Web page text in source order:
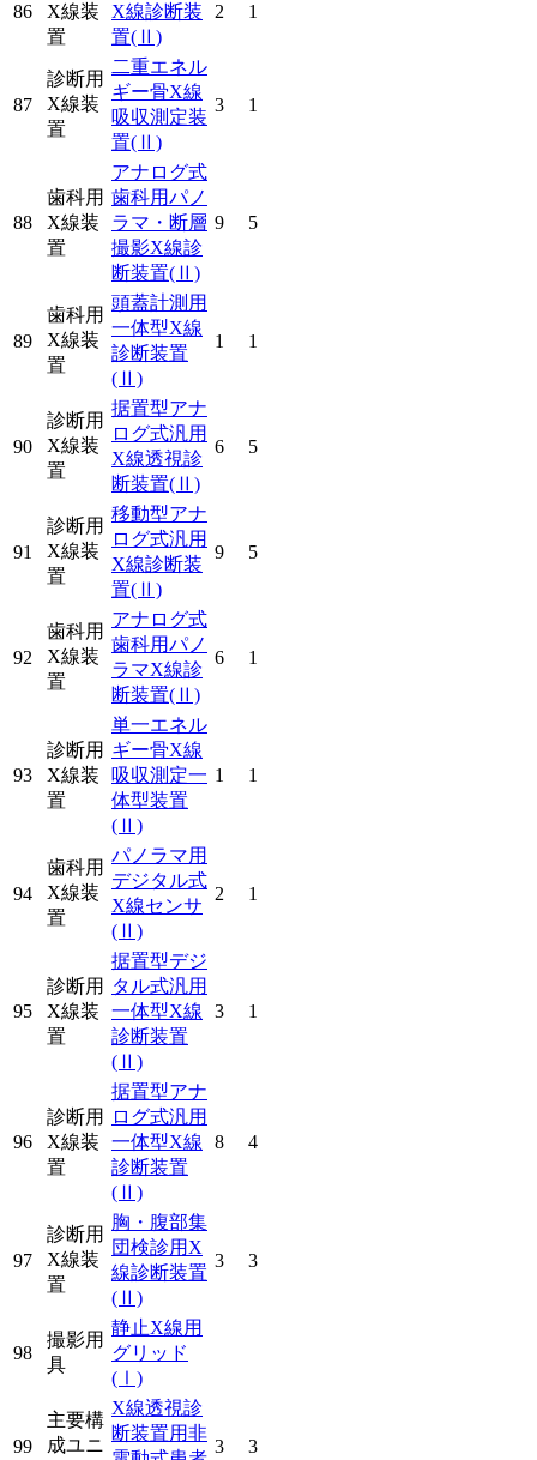
86
X線装
置
X線診断装
置(Ⅱ)
2 1
87
診断用
X線装
置
二重エネル
ギー骨X線
吸収測定装
置(Ⅱ)
3 1
88
歯科用
X線装
置
アナログ式
歯科用パノ
ラマ・断層
撮影X線診
断装置(Ⅱ)
9 5
89
歯科用
X線装
置
頭蓋計測用
一体型X線
診断装置
(Ⅱ)
1 1
90
診断用
X線装
置
据置型アナ
ログ式汎用
X線透視診
断装置(Ⅱ)
6 5
91
診断用
X線装
置
移動型アナ
ログ式汎用
X線診断装
置(Ⅱ)
9 5
92
歯科用
X線装
置
アナログ式
歯科用パノ
ラマX線診
断装置(Ⅱ)
6 1
93
診断用
X線装
置
単一エネル
ギー骨X線
吸収測定一
体型装置
(Ⅱ)
1 1
94
歯科用
X線装
置
パノラマ用
デジタル式
X線センサ
(Ⅱ)
2 1
95
診断用
X線装
置
据置型デジ
タル式汎用
一体型X線
診断装置
(Ⅱ)
3 1
96
診断用
X線装
置
据置型アナ
ログ式汎用
一体型X線
診断装置
(Ⅱ)
8 4
97
診断用
X線装
置
胸・腹部集
団検診用X
線診断装置
(Ⅱ)
3 3
98
撮影用
具
静止X線用
グリッド
(Ⅰ)
99
主要構
成ユニ
X線透視診
断装置用非
3 3